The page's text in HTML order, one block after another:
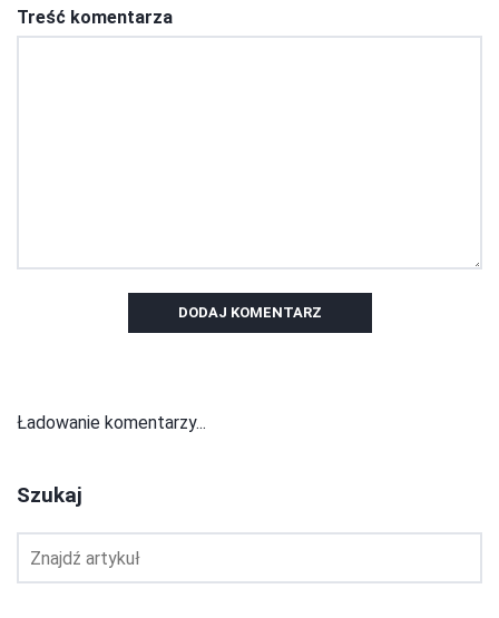
Treść komentarza
DODAJ KOMENTARZ
Ładowanie komentarzy...
Szukaj